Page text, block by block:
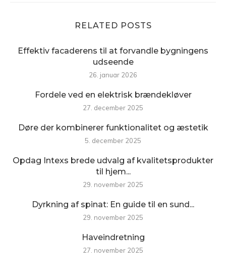
RELATED POSTS
Effektiv facaderens til at forvandle bygningens
udseende
26. januar 2026
Fordele ved en elektrisk brændekløver
27. december 2025
Døre der kombinerer funktionalitet og æstetik
5. december 2025
Opdag Intexs brede udvalg af kvalitetsprodukter
til hjem...
29. november 2025
Dyrkning af spinat: En guide til en sund...
29. november 2025
Haveindretning
27. november 2025